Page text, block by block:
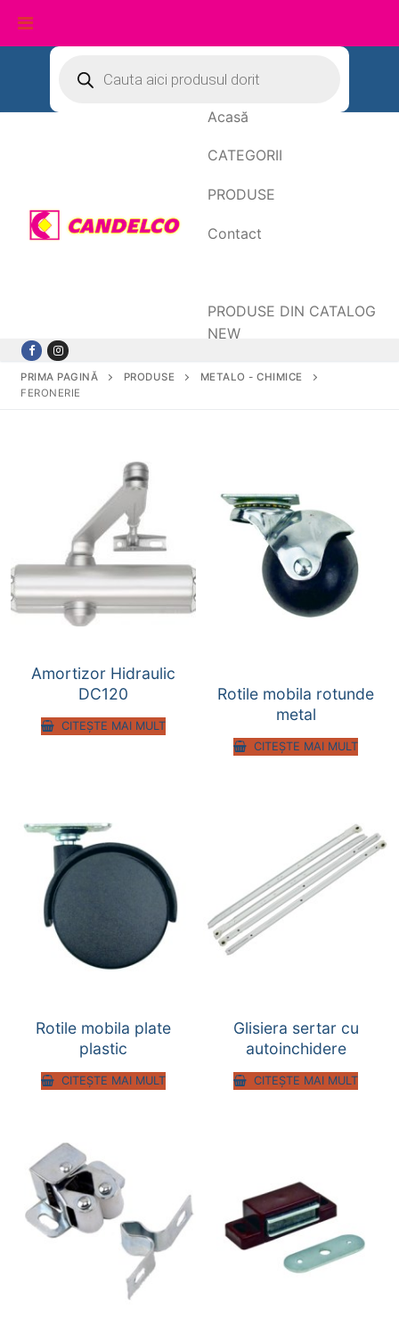
conținut
search
Acasă
CATEGORII
PRODUSE
Contact
PRODUSE DIN CATALOG
NEW
PRIMA PAGINĂ PRODUSE
METALO - CHIMICE
FERONERIE
Amortizor Hidraulic
DC120
CITEȘTE MAI MULT
Rotile mobila rotunde
metal
CITEȘTE MAI MULT
Rotile mobila plate
plastic
CITEȘTE MAI MULT
Glisiera sertar cu
autoinchidere
CITEȘTE MAI MULT